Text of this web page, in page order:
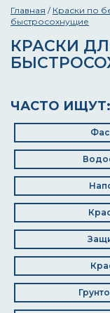
Главная / Краски по
быстросохнущие
КРАСКИ
ЧАСТО ИЩУТ: